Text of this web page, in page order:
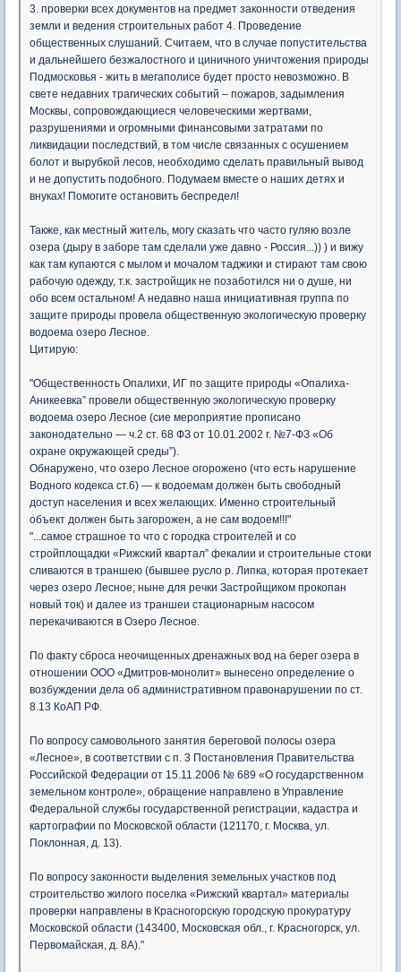
3. проверки всех документов на предмет законности отведения
земли и ведения строительных работ 4. Проведение
общественных слушаний. Считаем, что в случае попустительства
и дальнейшего безжалостного и циничного уничтожения природы
Подмосковья - жить в мегаполисе будет просто невозможно. В
свете недавних трагических событий – пожаров, задымления
Москвы, сопровождающиеся человеческими жертвами,
разрушениями и огромными финансовыми затратами по
ликвидации последствий, в том числе связанных с осушением
болот и вырубкой лесов, необходимо сделать правильный вывод
и не допустить подобного. Подумаем вместе о наших детях и
внуках! Помогите остановить беспредел!
Также, как местный житель, могу сказать что часто гуляю возле
озера (дыру в заборе там сделали уже давно - Россия...)) ) и вижу
как там купаются с мылом и мочалом таджики и стирают там свою
рабочую одежду, т.к. застройщик не позаботился ни о душе, ни
обо всем остальном! А недавно наша инициативная группа по
защите природы провела общественную экологическую проверку
водоема озеро Лесное.
Цитирую:
"Общественность Опалихи, ИГ по защите природы «Опалиха-
Аникеевка” провели общественную экологическую проверку
водоема озеро Лесное (сие мероприятие прописано
законодательно — ч.2 ст. 68 ФЗ от 10.01.2002 г. №7-ФЗ «Об
охране окружающей среды”).
Обнаружено, что озеро Лесное огорожено (что есть нарушение
Водного кодекса ст.6) — к водоемам должен быть свободный
доступ населения и всех желающих. Именно строительный
объект должен быть загорожен, а не сам водоем!!!"
"...самое страшное то что с городка строителей и со
стройплощадки «Рижский квартал” фекалии и строительные стоки
сливаются в траншею (бывшее русло р. Липка, которая протекает
через озеро Лесное; ныне для речки Застройщиком прокопан
новый ток) и далее из траншеи стационарным насосом
перекачиваются в Озеро Лесное.
По факту сброса неочищенных дренажных вод на берег озера в
отношении ООО «Дмитров-монолит» вынесено определение о
возбуждении дела об административном правонарушении по ст.
8.13 КоАП РФ.
По вопросу самовольного занятия береговой полосы озера
«Лесное», в соответствии с п. 3 Постановления Правительства
Российской Федерации от 15.11.2006 № 689 «О государственном
земельном контроле», обращение направлено в Управление
Федеральной службы государственной регистрации, кадастра и
картографии по Московской области (121170, г. Москва, ул.
Поклонная, д. 13).
По вопросу законности выделения земельных участков под
строительство жилого поселка «Рижский квартал» материалы
проверки направлены в Красногорскую городскую прокуратуру
Московской области (143400, Московская обл., г. Красногорск, ул.
Первомайская, д. 8А)."